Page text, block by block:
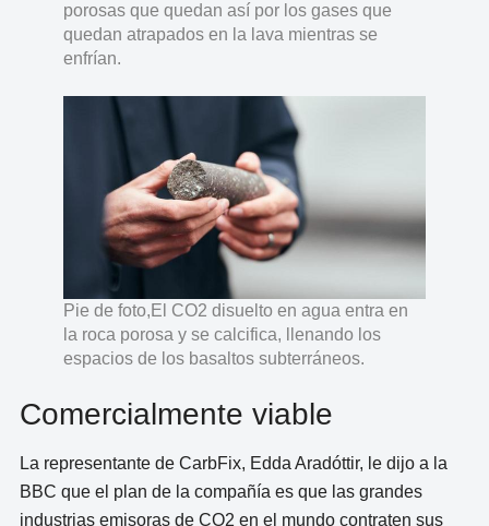
porosas que quedan así por los gases que
quedan atrapados en la lava mientras se
enfrían.
Pie de foto,El CO2 disuelto en agua entra en
la roca porosa y se calcifica, llenando los
espacios de los basaltos subterráneos.
Comercialmente viable
La representante de CarbFix, Edda Aradóttir, le dijo a la
BBC que el plan de la compañía es que las grandes
industrias emisoras de CO2 en el mundo contraten sus